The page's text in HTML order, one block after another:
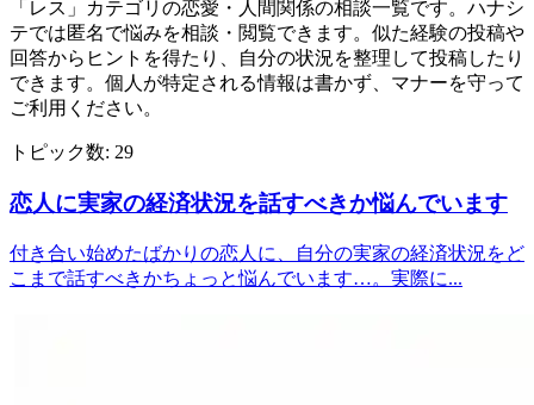
「レス」カテゴリの恋愛・人間関係の相談一覧です。ハナシ
テでは匿名で悩みを相談・閲覧できます。似た経験の投稿や
回答からヒントを得たり、自分の状況を整理して投稿したり
できます。個人が特定される情報は書かず、マナーを守って
ご利用ください。
トピック数: 29
恋人に実家の経済状況を話すべきか悩んでいます
付き合い始めたばかりの恋人に、自分の実家の経済状況をど
こまで話すべきかちょっと悩んでいます…。実際に...